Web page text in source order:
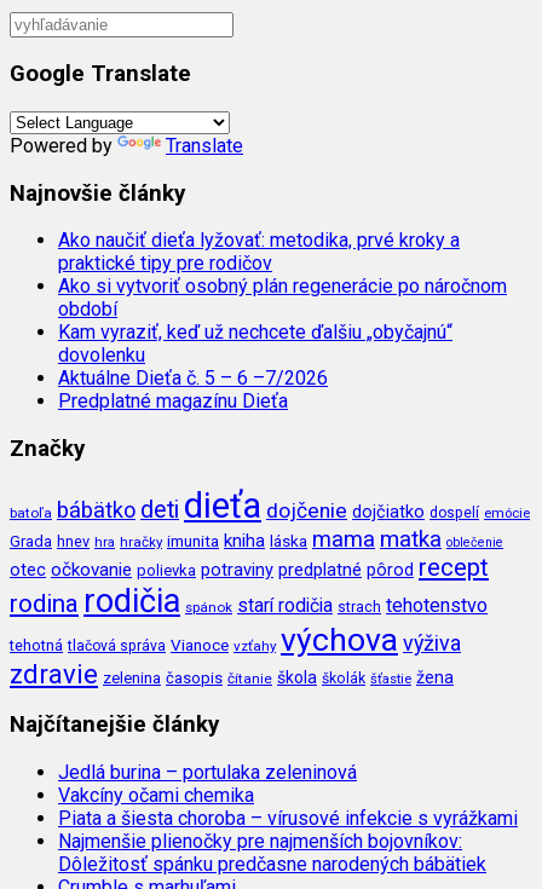
Google Translate
Powered by Translate
Najnovšie články
Ako naučiť dieťa lyžovať: metodika, prvé kroky a
praktické tipy pre rodičov
Ako si vytvoriť osobný plán regenerácie po náročnom
období
Kam vyraziť, keď už nechcete ďalšiu „obyčajnú“
dovolenku
Aktuálne Dieťa č. 5 – 6 –7/2026
Predplatné magazínu Dieťa
Značky
batoľa bábätko deti dieťa dojčenie dojčiatko dospelí emócie
Grada hnev hra hračky imunita kniha láska mama matka oblečenie
otec očkovanie polievka potraviny predplatné pôrod recept
rodina rodičia spánok starí rodičia strach tehotenstvo
tehotná tlačová správa Vianoce vzťahy výchova výživa
zdravie zelenina časopis čítanie škola školák šťastie žena
Najčítanejšie články
Jedlá burina – portulaka zeleninová
Vakcíny očami chemika
Piata a šiesta choroba – vírusové infekcie s vyrážkami
Najmenšie plienočky pre najmenších bojovníkov:
Dôležitosť spánku predčasne narodených bábätiek